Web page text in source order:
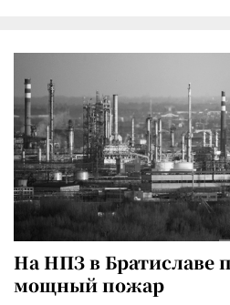
На НПЗ в Братиславе
мощный пожар